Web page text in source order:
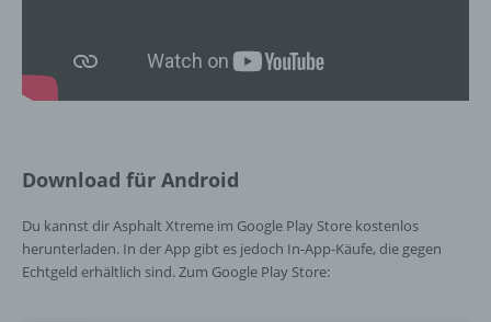
Download für Android
Du kannst dir Asphalt Xtreme im Google Play Store kostenlos
herunterladen. In der App gibt es jedoch In-App-Käufe, die gegen
Echtgeld erhältlich sind. Zum Google Play Store:
jedoch nicht als Empfänger.
Dritter ist eine natürliche oder juristische
Stelle außer der betroffenen Person, dem
Verantwortlichen, dem Auftragsverarbeiter
und den Personen, die unter der